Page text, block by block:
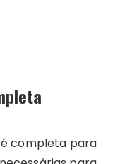
completa para